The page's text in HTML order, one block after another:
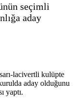
seçimli
aday
lacivertli kulüpte
aday olduğunu
yaptı.